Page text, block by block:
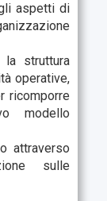
aspetti di
la struttura
operative,
ricomporre
modello
attraverso
sulle